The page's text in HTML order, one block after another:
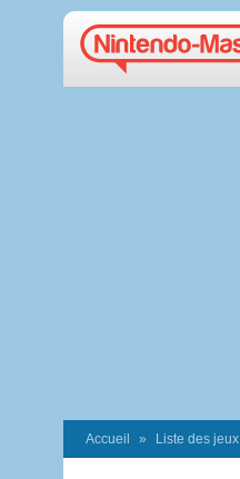
Accueil Liste des jeux